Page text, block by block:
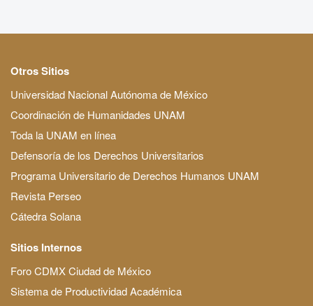
Otros Sitios
Universidad Nacional Autónoma de México
Coordinación de Humanidades UNAM
Toda la UNAM en línea
Defensoría de los Derechos Universitarios
Programa Universitario de Derechos Humanos UNAM
Revista Perseo
Cátedra Solana
Sitios Internos
Foro CDMX Ciudad de México
Sistema de Productividad Académica